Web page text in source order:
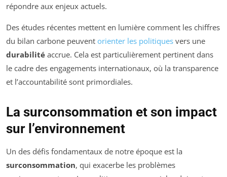
répondre aux enjeux actuels.
Des études récentes mettent en lumière comment les chiffres
du bilan carbone peuvent orienter les politiques vers une
durabilité accrue. Cela est particulièrement pertinent dans
le cadre des engagements internationaux, où la transparence
et l’accountabilité sont primordiales.
La surconsommation et son impact
sur l’environnement
Un des défis fondamentaux de notre époque est la
surconsommation, qui exacerbe les problèmes